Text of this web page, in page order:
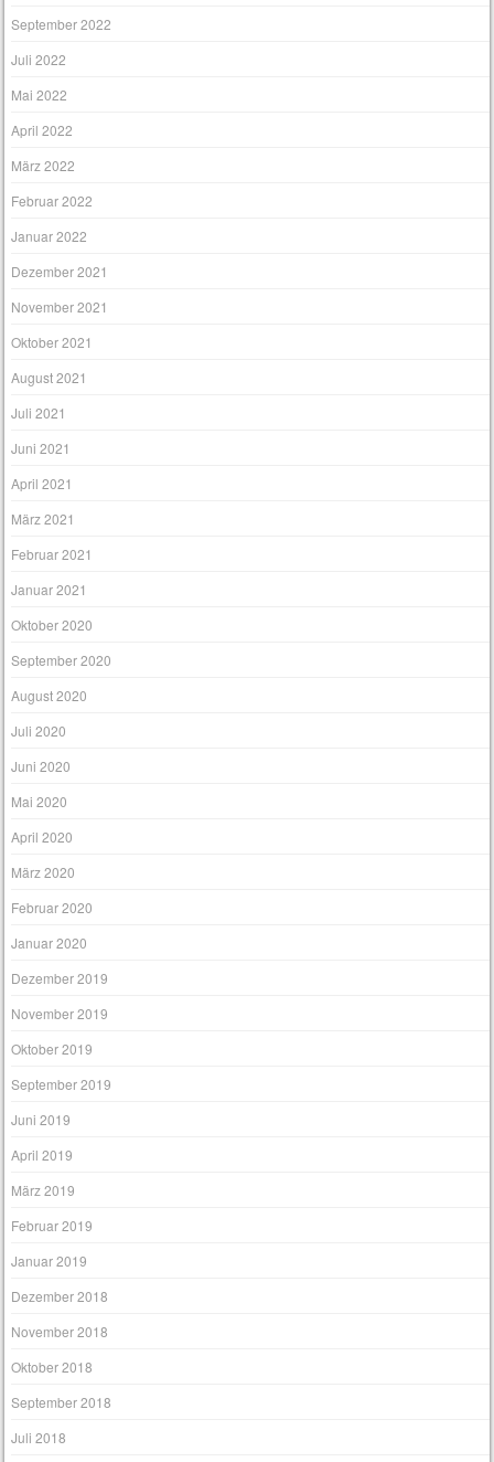
September 2022
Juli 2022
Mai 2022
April 2022
März 2022
Februar 2022
Januar 2022
Dezember 2021
November 2021
Oktober 2021
August 2021
Juli 2021
Juni 2021
April 2021
März 2021
Februar 2021
Januar 2021
Oktober 2020
September 2020
August 2020
Juli 2020
Juni 2020
Mai 2020
April 2020
März 2020
Februar 2020
Januar 2020
Dezember 2019
November 2019
Oktober 2019
September 2019
Juni 2019
April 2019
März 2019
Februar 2019
Januar 2019
Dezember 2018
November 2018
Oktober 2018
September 2018
Juli 2018